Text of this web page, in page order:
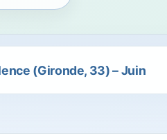
(Gironde, 33) – Juin